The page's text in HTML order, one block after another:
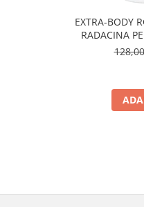
EXTRA-BODY
RADACINA